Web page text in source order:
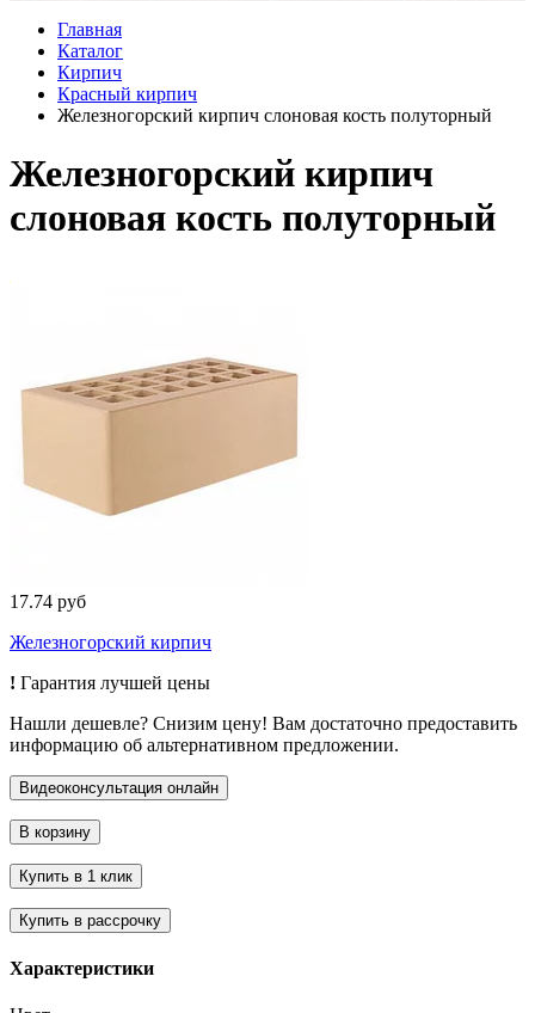
Главная
Каталог
Кирпич
Красный кирпич
Железногорский кирпич слоновая кость полуторный
Железногорский кирпич
слоновая кость полуторный
17.74 руб
Железногорский кирпич
! Гарантия лучшей цены
Нашли дешевле? Снизим цену! Вам достаточно предоставить
информацию об альтернативном предложении.
Характеристики